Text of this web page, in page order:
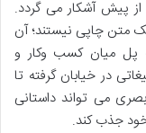
پیش آشکار می گردد.
متن چاپی نیستند؛ آن
پل میان کسب وکار و
در خیابان گرفته تا
می تواند داستانی
جذب کند.